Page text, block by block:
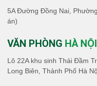
5A Đường Đồng Nai,
án)
VĂN PHÒNG HÀ NỘI
Lô 22A khu sinh Thái Đầm
Long Biên, Thành Phố Hà